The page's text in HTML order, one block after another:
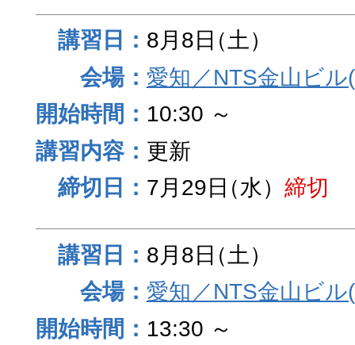
8月8日（土）
愛知／NTS金山ビ
10:30 ～
更新
7月29日（水） 締切
8月8日（土）
愛知／NTS金山ビ
13:30 ～